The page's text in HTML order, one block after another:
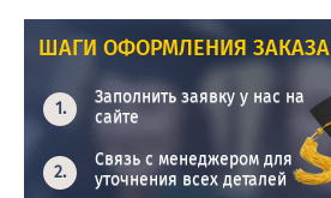
ШАГИ ОФОРМЛЕНИЯ ЗАКАЗА
Заполнить заявку у нас на
сайте
Связь с менеджером для
уточнения всех деталей